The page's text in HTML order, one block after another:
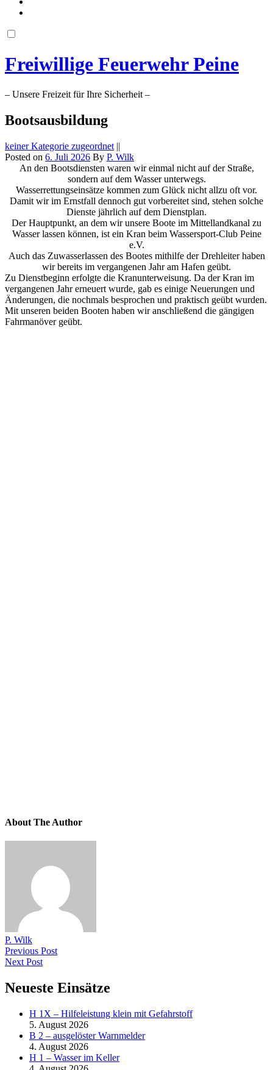
Freiwillige Feuerwehr Peine
– Unsere Freizeit für Ihre Sicherheit –
Bootsausbildung
keiner Kategorie zugeordnet ||
Posted on 6. Juli 2026 By P. Wilk
An den Bootsdiensten waren wir einmal nicht auf der Straße,
sondern auf dem Wasser unterwegs.
Wasserrettungseinsätze kommen zum Glück nicht allzu oft vor.
Damit wir im Ernstfall dennoch gut vorbereitet sind, stehen solche
Dienste jährlich auf dem Dienstplan.
Der Hauptpunkt, an dem wir unsere Boote im Mittellandkanal zu
Wasser lassen können, ist ein Kran beim Wassersport-Club Peine
e.V.
Auch das Zuwasserlassen des Bootes mithilfe der Drehleiter haben
wir bereits im vergangenen Jahr am Hafen geübt.
Zu Dienstbeginn erfolgte die Kranunterweisung. Da der Kran im
vergangenen Jahr erneuert wurde, gab es einige Neuerungen und
Änderungen, die nochmals besprochen und praktisch geübt wurden.
Mit unseren beiden Booten haben wir anschließend die gängigen
Fahrmanöver geübt.
About The Author
P. Wilk
Previous Post
Next Post
Neueste Einsätze
H 1X – Hilfeleistung klein mit Gefahrstoff
5. August 2026
B 2 – ausgelöster Warnmelder
4. August 2026
H 1 – Wasser im Keller